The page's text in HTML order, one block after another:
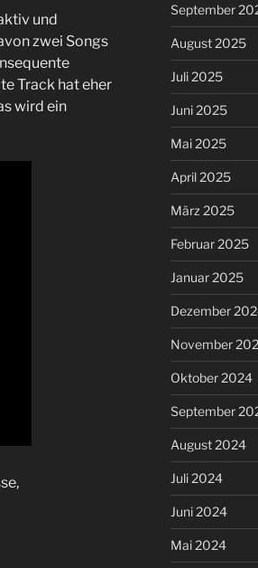
und
zwei Songs
Track hat eher
wird ein
September
August 2025
Juli 2025
Juni 2025
Mai 2025
April 2025
März 2025
Februar 2025
Januar 2025
Dezember
November
Oktober 2024
September
August 2024
Juli 2024
Juni 2024
Mai 2024